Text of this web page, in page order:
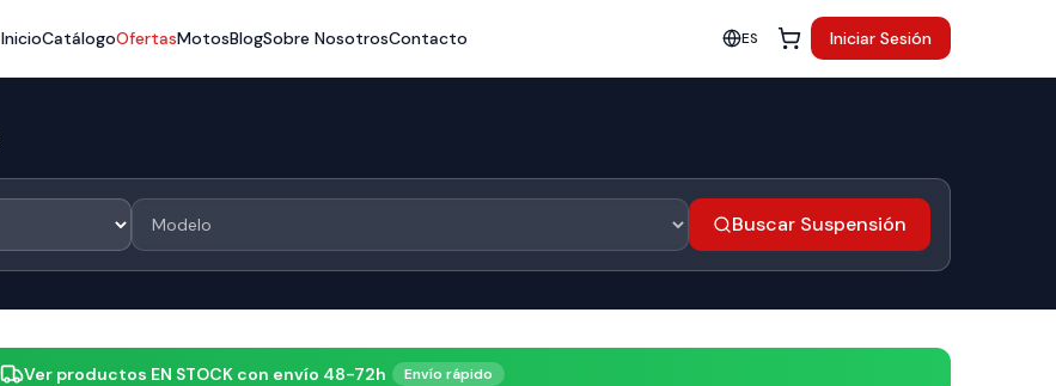
InicioCatálogoOfertasMotosBlogSobre NosotrosContacto ES Iniciar Sesión
Buscar Suspensión
Ver productos EN STOCK con envío 48-72h Envío rápido